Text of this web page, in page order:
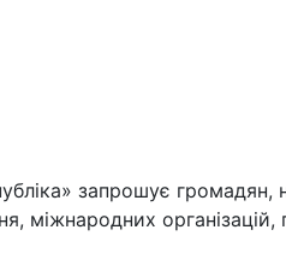
запрошує громадян,
міжнародних